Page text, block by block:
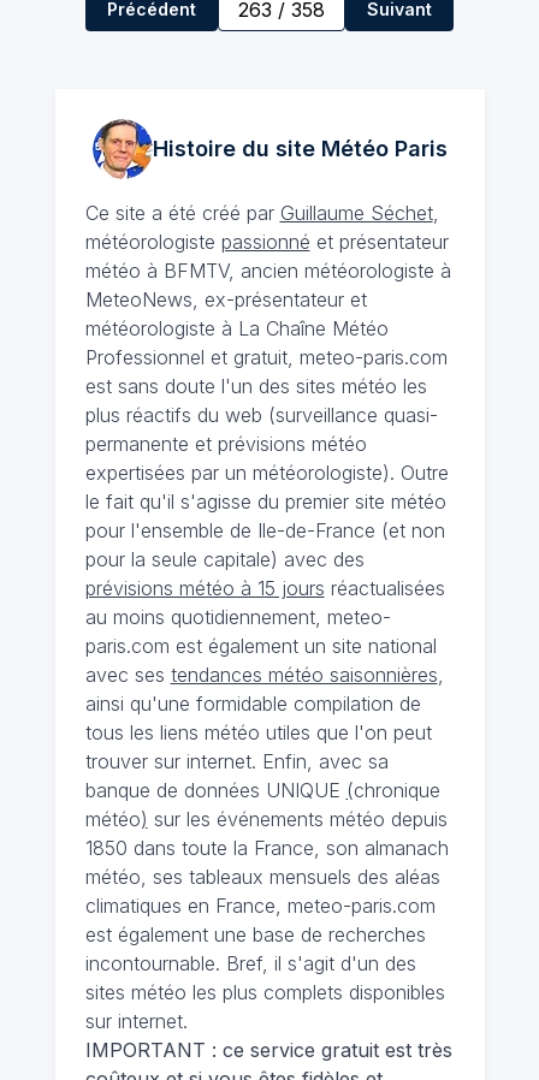
Précédent 263 / 358 Suivant
Histoire du site MétéoParis
Ce site a été créé par Guillaume Séchet,
météorologiste passionné et présentateur
météo à BFMTV, ancien météorologiste à
MeteoNews, ex-présentateur et
météorologiste à La Chaîne Météo
Professionnel et gratuit, meteo-paris.com
est sans doute l'un des sites météo les
plus réactifs du web (surveillance quasi-
permanente et prévisions météo
expertisées par un météorologiste). Outre
le fait qu'il s'agisse du premier site météo
pour l'ensemble de Ile-de-France (et non
pour la seule capitale) avec des
prévisions météo à 15 jours réactualisées
au moins quotidiennement, meteo-
paris.com est également un site national
avec ses tendances météo saisonnières,
ainsi qu'une formidable compilation de
tous les liens météo utiles que l'on peut
trouver sur internet. Enfin, avec sa
banque de données UNIQUE (chronique
météo) sur les événements météo depuis
1850 dans toute la France, son almanach
météo, ses tableaux mensuels des aléas
climatiques en France, meteo-paris.com
est également une base de recherches
incontournable. Bref, il s'agit d'un des
sites météo les plus complets disponibles
sur internet.
IMPORTANT : ce service gratuit est très